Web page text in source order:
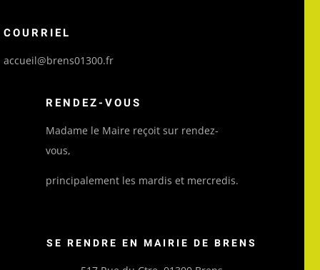
COURRIEL
accueil@brens01300.fr
RENDEZ-VOUS
Madame le Maire reçoit sur rendez-
vous,
principalement les mardis et mercredis.
SE RENDRE EN MAIRIE DE BRENS